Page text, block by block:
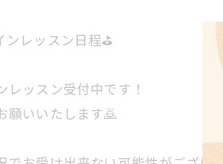
ンレッスン日程⛳️
レッスン受付中です！
願いいたします🙇